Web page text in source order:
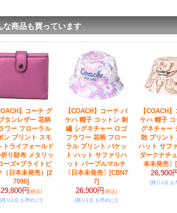
な商品も買っています
】コーチ グ
タンレザー 花柄
ワー フローラル
ン プリント スモ
トライフォールド
り財布 メタリッ
ーズ×ブライトピ
（日本未発売）
[2
7098]
29,800円(税込)
[残り1点 お早めに!]
【COACH】コーチ バ
ケハ 帽子 コットン 刺
繡 シグネチャー ロゴ
フラワー 花柄 フロー
ラル プリント バケッ
ト ハット サファリハ
ット パープルマルチ
〔日本未発売〕 [CBN7
7]
26,900円(税込)
[残り1点 お早めに!]
【COACH
ケハ 帽子 コ
グネチャー
殻 プリント
ハット サフ
ダークナチ
本未発売〕
26,900
[残り1点 お